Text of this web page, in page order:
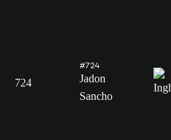
724
#724
Jadon
Sancho